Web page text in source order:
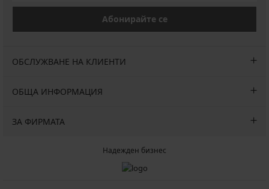
24,99
(48,88
Абонирайте се
ОБСЛУЖВАНЕ НА КЛИЕНТИ
ОБЩА ИНФОРМАЦИЯ
ЗА ФИРМАТА
Надежден бизнес